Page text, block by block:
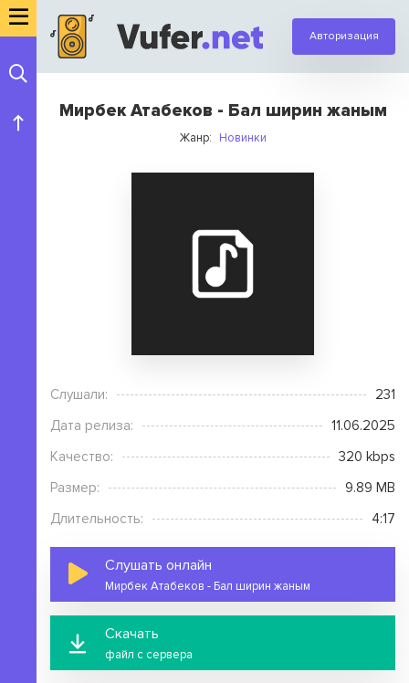
Авторизация
Мирбек Атабеков - Бал ширин жаным
Жанр: Новинки
Слушали:
231
Дата релиза:
11.06.2025
Качество:
320 kbps
Размер:
9.89 MB
Длительность:
4:17
Слушать онлайн
Мирбек Атабеков - Бал ширин жаным
Скачать
файл с сервера